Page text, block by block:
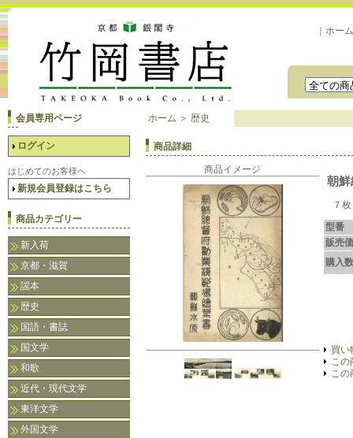
ホーム
会員専用ページ
ログイン
はじめてのお客様へ
新規会員登録はこちら
商品カテゴリー
新入荷
京都・滋賀
謡本
歴史
国語・書誌
国文学
和歌
近代・現代文学
東洋文学
外国文学
ホーム ＞ 歴史
商品詳細
商品イメージ
朝
７
型番
販売
購入数
買い
この
この